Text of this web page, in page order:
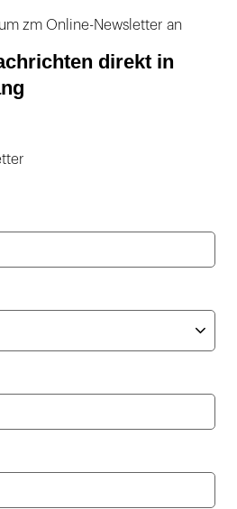
zm Online-Newsletter an
direkt in